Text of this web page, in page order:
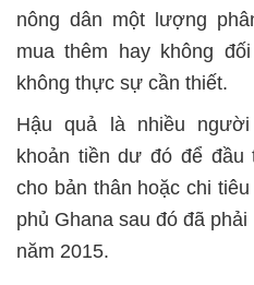
nông dân một lượng
mua thêm hay không
không thực sự cần thiết.
Hậu quả là nhiều
khoản tiền dư đó để
cho bản thân hoặc chi
phủ Ghana sau đó đã
năm 2015.